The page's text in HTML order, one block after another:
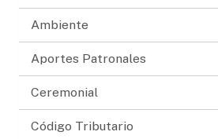
Ambiente
Aportes Patronales
Ceremonial
Código Tributario